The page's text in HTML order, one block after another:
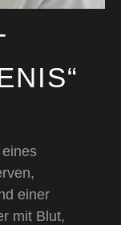
einer
mit Blut,